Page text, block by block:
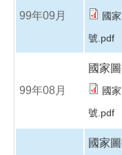
99年09月
國
號.pdf
99年08月
國家
國
號.pdf
國家